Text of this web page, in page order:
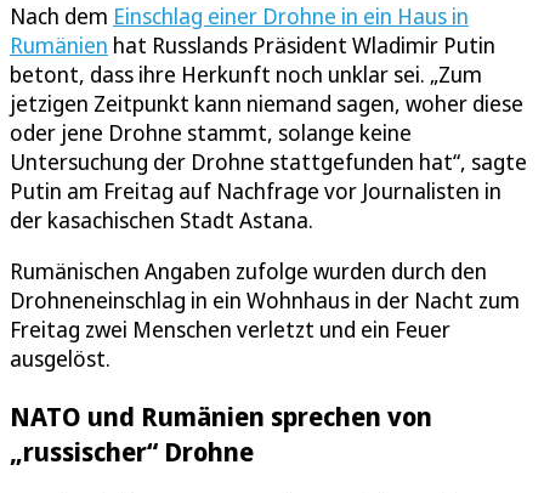
Nach dem Einschlag einer Drohne in ein Haus in
Rumänien hat Russlands Präsident Wladimir Putin
betont, dass ihre Herkunft noch unklar sei. „Zum
jetzigen Zeitpunkt kann niemand sagen, woher diese
oder jene Drohne stammt, solange keine
Untersuchung der Drohne stattgefunden hat“, sagte
Putin am Freitag auf Nachfrage vor Journalisten in
der kasachischen Stadt Astana.
Rumänischen Angaben zufolge wurden durch den
Drohneneinschlag in ein Wohnhaus in der Nacht zum
Freitag zwei Menschen verletzt und ein Feuer
ausgelöst.
NATO und Rumänien sprechen von
„russischer“ Drohne